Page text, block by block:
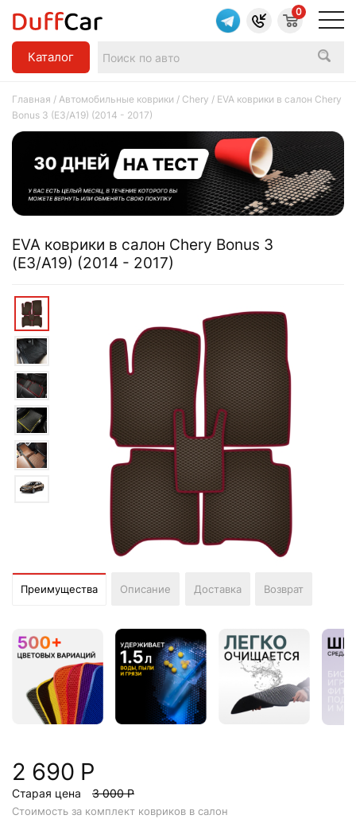
Каталог
0
Главная / Автомобильные коврики / Chery / EVA коврики в салон Chery
Bonus 3 (Е3/A19) (2014 - 2017)
EVA коврики в салон Chery Bonus 3
(Е3/A19) (2014 - 2017)
Преимущества Описание Доставка Возврат
2 690 Р
Старая цена 3 000 Р
Стоимость за комплект ковриков в салон